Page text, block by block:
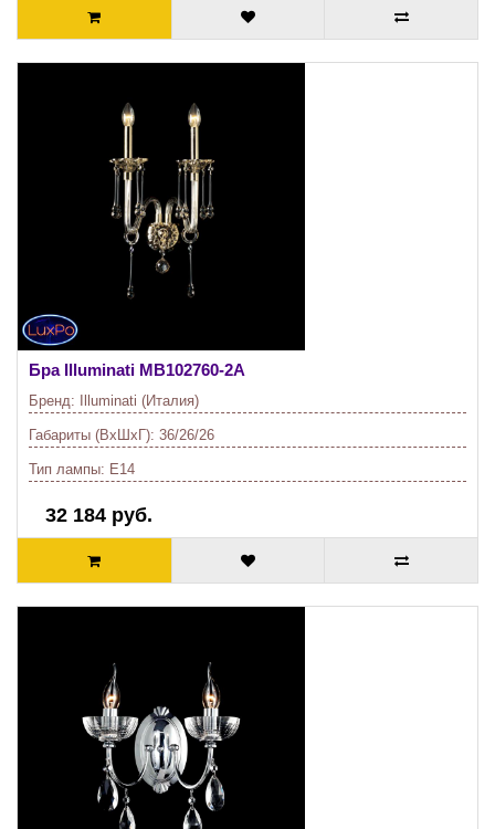
Бра Illuminati MB102760-2A
Бренд: Illuminati (Италия)
Габариты (ВхШхГ): 36/26/26
Тип лампы: E14
32 184 руб.